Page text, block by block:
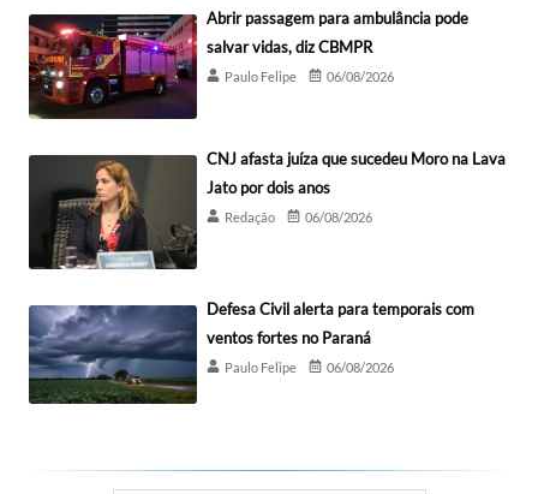
Abrir passagem para ambulância pode
salvar vidas, diz CBMPR
Paulo Felipe 06/08/2026
CNJ afasta juíza que sucedeu Moro na Lava
Jato por dois anos
Redação 06/08/2026
Defesa Civil alerta para temporais com
ventos fortes no Paraná
Paulo Felipe 06/08/2026